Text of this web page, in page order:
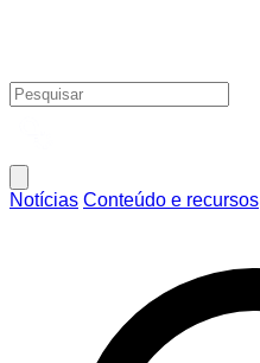
Notícias Conteúdo e recursos